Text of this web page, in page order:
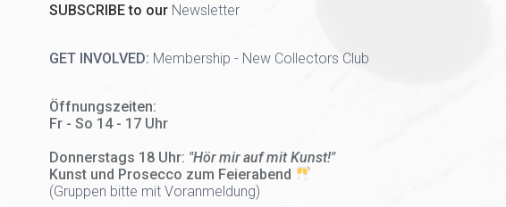
SUBSCRIBE to our Newsletter
GET INVOLVED: Membership - New Collectors Club
Öffnungszeiten:
Fr - So 14 - 17 Uhr
Donnerstags 18 Uhr: "Hör mir auf mit Kunst!"
Kunst und Prosecco zum Feierabend
(Gruppen bitte mit Voranmeldung)